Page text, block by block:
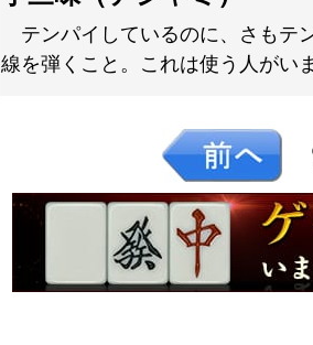
テンパイしているのに、さもテ
線を弾くこと。これは使う人がい